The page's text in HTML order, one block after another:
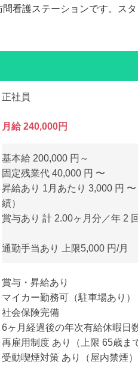
看護ステーションです。ス
正社員
月給 240,000円
基本給 200,000 円～
固定残業代 40,000 円 〜
昇給あり 1月あたり 3,000 円
績）
賞与あり 計 2.00ヶ月分／年 2
通勤手当あり 上限5,000 円/月
賞与・昇給あり
マイカー勤務可（駐車場あり）
社会保険完備
6ヶ月経過後の年次有給休暇日
再雇用制度 あり（上限 65歳ま
受動喫煙対策 あり（屋内禁煙）